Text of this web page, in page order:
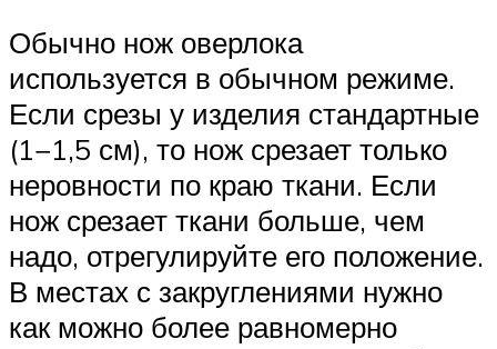
Обычно нож оверлока
используется в обычном режиме.
Если срезы у изделия стандартные
(1−1,5 см), то нож срезает только
неровности по краю ткани. Если
нож срезает ткани больше, чем
надо, отрегулируйте его положение.
В местах с закруглениями нужно
как можно более равномерно